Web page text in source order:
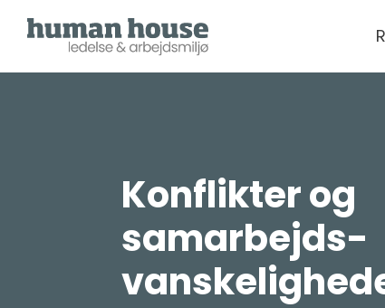
Konflikter og
samarbejds­